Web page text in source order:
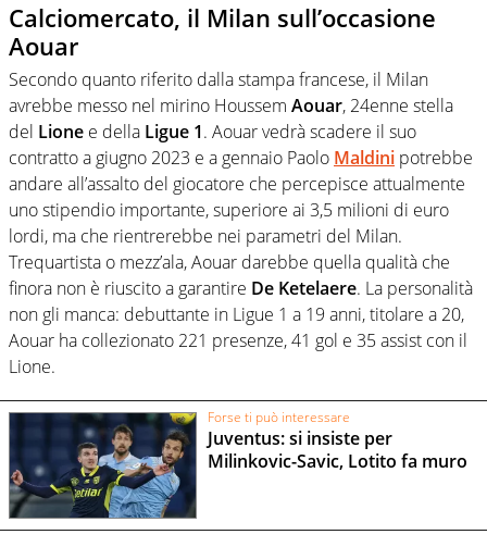
Calciomercato, il Milan sull’occasione
Aouar
Secondo quanto riferito dalla stampa francese, il Milan
avrebbe messo nel mirino Houssem Aouar, 24enne stella
del Lione e della Ligue 1. Aouar vedrà scadere il suo
contratto a giugno 2023 e a gennaio Paolo Maldini potrebbe
andare all’assalto del giocatore che percepisce attualmente
uno stipendio importante, superiore ai 3,5 milioni di euro
lordi, ma che rientrerebbe nei parametri del Milan.
Trequartista o mezz’ala, Aouar darebbe quella qualità che
finora non è riuscito a garantire De Ketelaere. La personalità
non gli manca: debuttante in Ligue 1 a 19 anni, titolare a 20,
Aouar ha collezionato 221 presenze, 41 gol e 35 assist con il
Lione.
Forse ti può interessare
Juventus: si insiste per
Milinkovic-Savic, Lotito fa muro